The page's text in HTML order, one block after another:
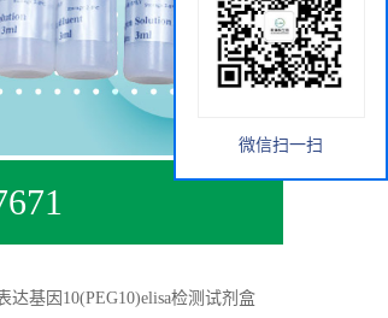
达基因10(PEG10)elisa检测试剂盒
微信扫一扫